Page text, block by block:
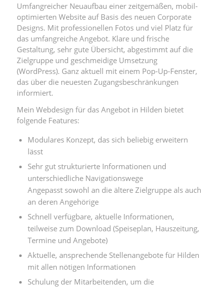
Umfangreicher Neuaufbau einer zeitgemäßen, mobil-
optimierten Website auf Basis des neuen Corporate
Designs. Mit professionellen Fotos und viel Platz für
das umfangreiche Angebot. Klare und frische
Gestaltung, sehr gute Übersicht, abgestimmt auf die
Zielgruppe und geschmeidige Umsetzung
(WordPress). Ganz aktuell mit einem Pop-Up-Fenster,
das über die neuesten Zugangsbeschränkungen
informiert.
Mein Webdesign für das Angebot in Hilden bietet
folgende Features:
Modulares Konzept, das sich beliebig erweitern
lässt
Sehr gut strukturierte Informationen und
unterschiedliche Navigationswege
Angepasst sowohl an die ältere Zielgruppe als auch
an deren Angehörige
Schnell verfügbare, aktuelle Informationen,
teilweise zum Download (Speiseplan, Hauszeitung,
Termine und Angebote)
Aktuelle, ansprechende Stellenangebote für Hilden
mit allen nötigen Informationen
Schulung der Mitarbeitenden, um die